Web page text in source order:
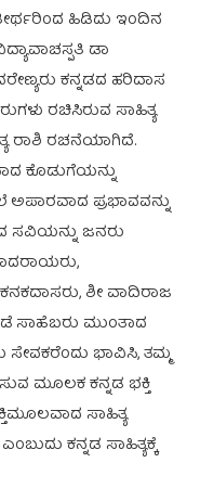
ಹಿಡಿದು ಇಂದಿನ
ಡಾ
ಕನ್ನಡದ ಹರಿದಾಸ
ರಚಿಸಿರುವ ಸಾಹಿತ್ಯ
ರಾಶಿ ರಚನೆಯಾಗಿದೆ.
ಕೊಡುಗೆಯನ್ನು
ಪ್ರಭಾವವನ್ನು
ಸವಿಯನ್ನು ಜನರು
ಶೀ ವಾದಿರಾಜ
ಸಾಹೆಬರು ಮುಂತಾದ
ಸೇವಕರೆಂದು ಭಾವಿಸಿ, ತಮ್ಮ
ಮೂಲಕ ಕನ್ನಡ ಭಕ್ತಿ
ಸಾಹಿತ್ಯ
ಕನ್ನಡ ಸಾಹಿತ್ಯಕ್ಕೆ